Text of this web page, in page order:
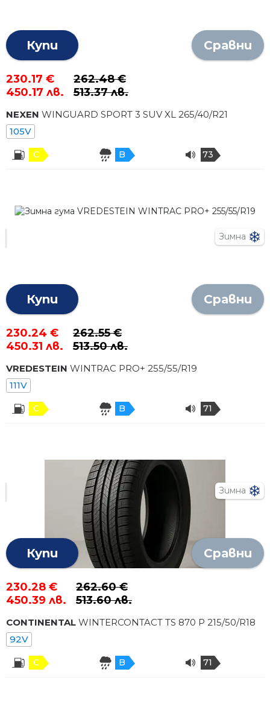
Купи Сравни
230.17 €
450.17 лв.
262.48 €
513.37 лв.
NEXEN WINGUARD SPORT 3 SUV XL 265/40/R21
105V
C B 73
Зимна
Купи Сравни
230.24 €
450.31 лв.
262.55 €
513.50 лв.
VREDESTEIN WINTRAC PRO+ 255/55/R19
111V
C B 71
Зимна
Купи Сравни
230.28 €
450.39 лв.
262.60 €
513.60 лв.
CONTINENTAL WINTERCONTACT TS 870 P 215/50/R18
92V
C B 71